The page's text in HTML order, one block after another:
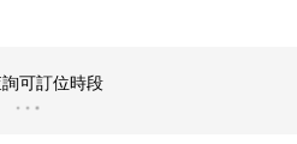
可訂位時段